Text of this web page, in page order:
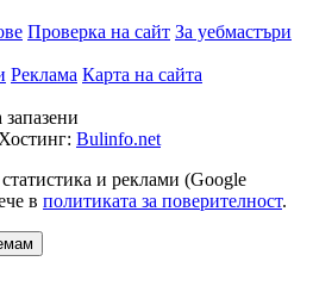
Проверка на сайт За уебмастъри
Реклама Карта на сайта
Bulinfo.net
и реклами (Google
в политиката за поверителност.